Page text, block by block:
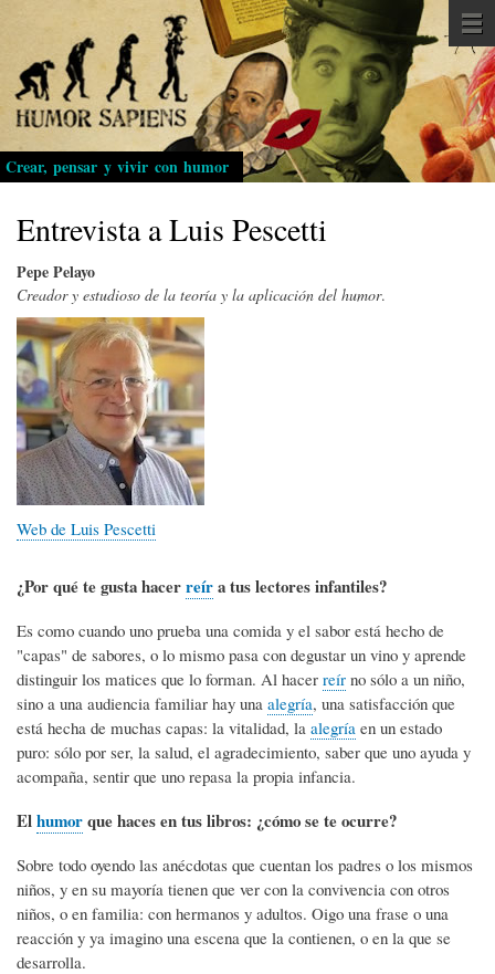
Pasar
al
contenido
principal
Crear, pensar y vivir con humor
Entrevista a Luis Pescetti
Pepe Pelayo
Creador y estudioso de la teoría y la aplicación del humor.
Web de Luis Pescetti
¿Por qué te gusta hacerreíra tus lectores infantiles?
Es como cuando uno prueba una comida y el sabor está hecho de
"capas" de sabores, o lo mismo pasa con degustar un vino y aprende
distinguir los matices que lo forman. Al hacer reír no sólo a un niño,
sino a una audiencia familiar hay una alegría, una satisfacción que
está hecha de muchas capas: la vitalidad, la alegría en un estado
puro: sólo por ser, la salud, el agradecimiento, saber que uno ayuda y
acompaña, sentir que uno repasa la propia infancia.
Elhumorque haces en tus libros: ¿cómo se te ocurre?
Sobre todo oyendo las anécdotas que cuentan los padres o los mismos
niños, y en su mayoría tienen que ver con la convivencia con otros
niños, o en familia: con hermanos y adultos. Oigo una frase o una
reacción y ya imagino una escena que la contienen, o en la que se
desarrolla.